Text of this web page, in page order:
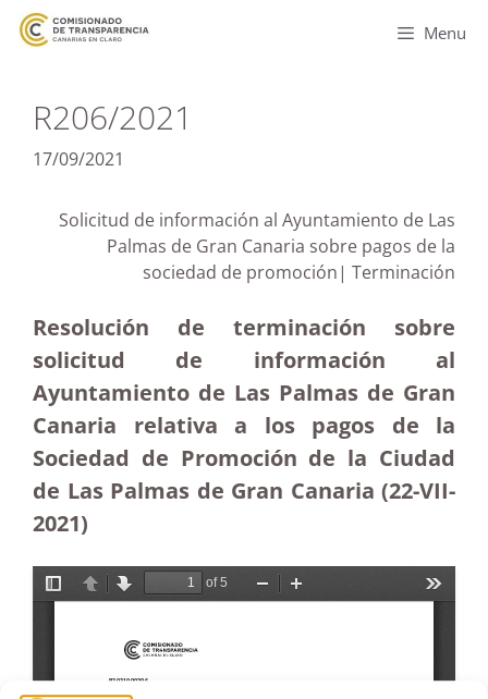
Menu
R206/2021
17/09/2021
Solicitud de información al Ayuntamiento de Las
Palmas de Gran Canaria sobre pagos de la
sociedad de promoción| Terminación
Resolución de terminación sobre
solicitud de información al
Ayuntamiento de Las Palmas de Gran
Canaria relativa a los pagos de la
Sociedad de Promoción de la Ciudad
de Las Palmas de Gran Canaria (22-VII-
2021)